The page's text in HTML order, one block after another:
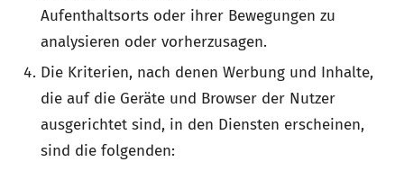
Aufenthaltsorts oder ihrer Bewegungen zu
analysieren oder vorherzusagen.
Die Kriterien, nach denen Werbung und Inhalte,
die auf die Geräte und Browser der Nutzer
ausgerichtet sind, in den Diensten erscheinen,
sind die folgenden: